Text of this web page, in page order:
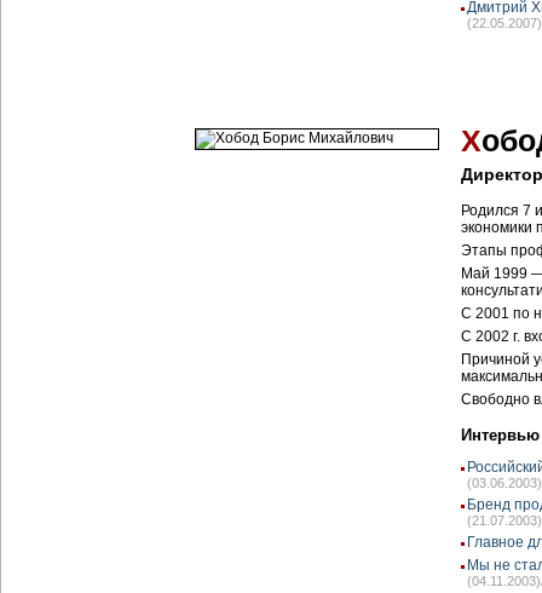
Дмитрий
(22.05.2007)
Х
Родился 7
экономики
Этапы
Май 1999 —
С 2001 по
С 2002 г.
Причиной
Свободно
Интервью
(03.06.2003)
Бренд
(21.07.2003)
Главное
Мы не